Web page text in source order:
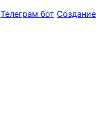
Телеграм бот Создание